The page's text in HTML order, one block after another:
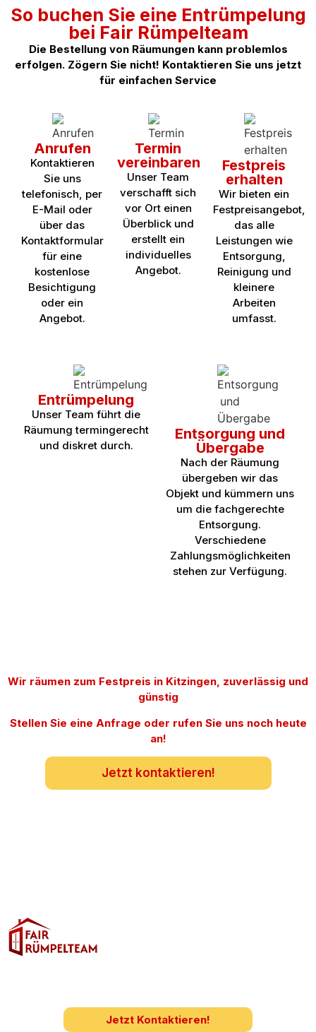
So buchen Sie eine Entrümpelung
bei Fair Rümpelteam
Die Bestellung von Räumungen kann problemlos
erfolgen. Zögern Sie nicht! Kontaktieren Sie uns jetzt
für einfachen Service
Anrufen
Kontaktieren
Sie uns
telefonisch, per
E-Mail oder
über das
Kontaktformular
für eine
kostenlose
Besichtigung
oder ein
Angebot.
Termin
vereinbaren
Unser Team
verschafft sich
vor Ort einen
Überblick und
erstellt ein
individuelles
Angebot.
Festpreis
erhalten
Wir bieten ein
Festpreisangebot,
das alle
Leistungen wie
Entsorgung,
Reinigung und
kleinere
Arbeiten
umfasst.
Entrümpelung
Unser Team führt die
Räumung termingerecht
und diskret durch.
Entsorgung und
Übergabe
Nach der Räumung
übergeben wir das
Objekt und kümmern uns
um die fachgerechte
Entsorgung.
Verschiedene
Zahlungsmöglichkeiten
stehen zur Verfügung.
Wir räumen zum Festpreis in Kitzingen, zuverlässig und
günstig
Stellen Sie eine Anfrage oder rufen Sie uns noch heute
an!
Jetzt kontaktieren!
Jetzt Kontaktieren!